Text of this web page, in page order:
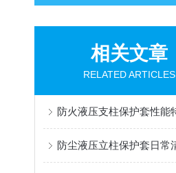
相关文章
RELATED ARTICLES